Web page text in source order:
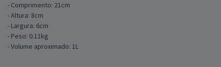
- Comprimento: 21cm
- Altura: 8cm
- Largura: 6cm
- Peso: 0.11kg
- Volume aproximado: 1L